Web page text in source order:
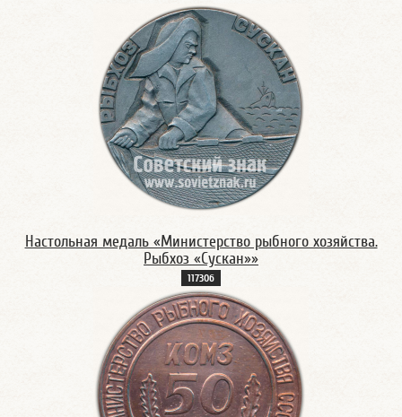
Настольная медаль «Министерство рыбного хозяйства.
Рыбхоз «Сускан»»
11730б